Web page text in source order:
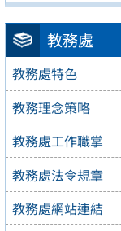
教務處
教務處特色
教務理念策略
教務處工作職掌
教務處法令規章
教務處網站連結